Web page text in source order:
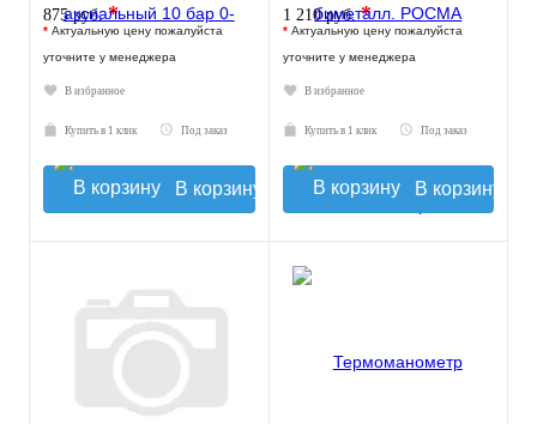
875 руб.*
* Актуальную цену пожалуйста
уточните у менеджера
В избранное
Купить в 1 клик Под заказ
В корзину
1 210 руб.*
* Актуальную цену пожалуйста
уточните у менеджера
В избранное
Купить в 1 клик Под заказ
В корзину